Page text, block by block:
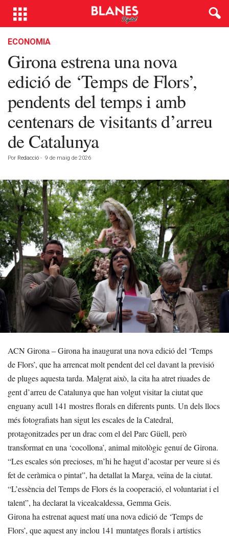
ECONOMIA
Girona estrena una nova
edició de ‘Temps de Flors’,
pendents del temps i amb
centenars de visitants d’arreu
de Catalunya
Por Redacció - 9 de maig de 2026
ACN Girona – Girona ha inaugurat una nova edició del ‘Temps
de Flors’, que ha arrencat molt pendent del cel davant la previsió
de pluges aquesta tarda. Malgrat això, la cita ha atret riuades de
gent d’arreu de Catalunya que han volgut visitar la ciutat que
enguany acull 141 mostres florals en diferents punts. Un dels llocs
més fotografiats han sigut les escales de la Catedral,
protagonitzades per un drac com el del Parc Güell, però
transformat en una ‘cocollona’, animal mitològic genuí de Girona.
“Les escales són precioses, m’hi he hagut d’acostar per veure si és
fet de ceràmica o pintat”, ha detallat la Marga, veïna de la ciutat.
“L’essència del Temps de Flors és la cooperació, el voluntariat i el
talent”, ha declarat la vicealcaldessa, Gemma Geis.
Girona ha estrenat aquest matí una nova edició de ‘Temps de
Flors’, que aquest any inclou 141 muntatges florals i artístics